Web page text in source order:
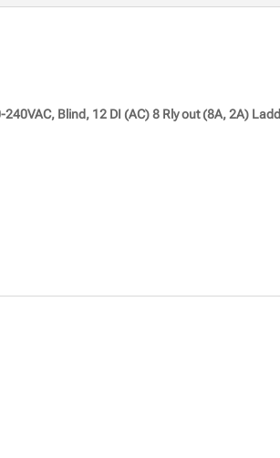
Blind, 12 DI (AC) 8 Rly out (8A, 2A)